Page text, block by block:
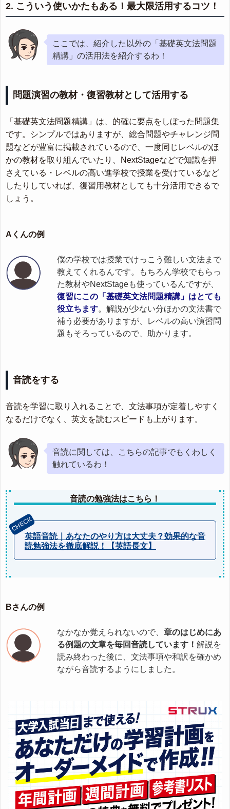
2. こういう使いかたもある！最大限活用するコツ！
ここでは、紹介した以外の「基礎英文法問題
精講」の活用法を紹介するわ！
問題演習の教材・復習教材として活用する
「基礎英文法問題精講」は、的確に要点をしぼった問題集
です。シンプルではありますが、総合問題やチャレンジ問
題などが豊富に掲載されているので、一度同じレベルのほ
かの教材を取り組んでいたり、NextStageなどで知識を押
さえている・レベルの高い進学校で授業を受けているなど
したりしていれば、復習用教材としても十分活用できるで
しょう。
Aくんの例
僕の学校では授業でけっこう難しい文法まで
教えてくれるんです。もちろん学校でもらっ
た教材やNextStageも使っているんですが、
復習にこの「基礎英文法問題精講」はとても
役立ちます。解説が少ない分ほかの文法書で
補う必要がありますが、レベルの高い演習問
題もそろっているので、助かります。
音読をする
音読を学習に取り入れることで、文法事項が定着しやすく
なるだけでなく、英文を読むスピードも上がります。
音読に関しては、こちらの記事でもくわしく
触れているわ！
音読の勉強法はこちら！
英語音読｜あなたのやり方は大丈夫？効果的な音
読勉強法を徹底解説！【英語長文】
Bさんの例
なかなか覚えられないので、 章のはじめにあ
る例題の文章を毎回音読しています！ 解説を
読み終わった後に、文法事項や和訳を確かめ
ながら音読するようにしました。